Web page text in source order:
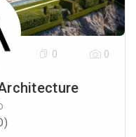
0 0